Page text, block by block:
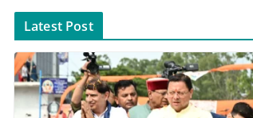
Latest Post